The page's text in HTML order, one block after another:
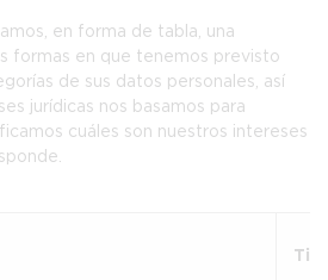
en forma de tabla, una
formas en que tenemos previsto
de sus datos personales, así
jurídicas nos basamos para
cuáles son nuestros intereses